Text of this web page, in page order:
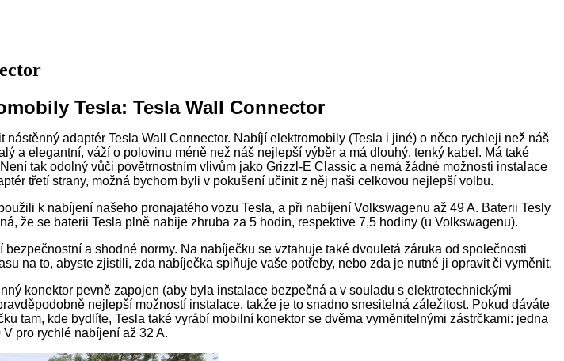
Tesla: Tesla Wall Connector
adaptér Tesla Wall Connector. Nabíjí elektromobily (Tesla i jiné) o něco rychleji než náš
a elegantní, váží o polovinu méně než náš nejlepší výběr a má dlouhý, tenký kabel. Má také
tak odolný vůči povětrnostním vlivům jako Grizzl-E Classic a nemá žádné možnosti instalace
třetí strany, možná bychom byli v pokušení učinit z něj naši celkovou nejlepší volbu.
k nabíjení našeho pronajatého vozu Tesla, a při nabíjení Volkswagenu až 49 A. Baterii Tesly
že se baterii Tesla plně nabije zhruba za 5 hodin, respektive 7,5 hodiny (u Volkswagenu).
a shodné normy. Na nabíječku se vztahuje také dvouletá záruka od společnosti
na to, abyste zjistili, zda nabíječka splňuje vaše potřeby, nebo zda je nutné ji opravit či vyměnit.
konektor pevně zapojen (aby byla instalace bezpečná a v souladu s elektrotechnickými
nejlepší možností instalace, takže je to snadno snesitelná záležitost. Pokud dáváte
tam, kde bydlíte, Tesla také vyrábí mobilní konektor se dvěma vyměnitelnými zástrčkami: jedna
pro rychlé nabíjení až 32 A.